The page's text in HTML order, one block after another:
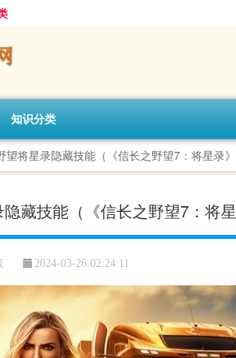
知识分类
望将星录隐藏技能（《信长之野望7：将星录》
藏技能（《信长之野望7：将星
2024-03-26 02:24:11